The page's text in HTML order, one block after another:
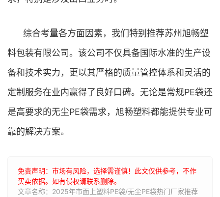
综合考量各方面因素，我们特别推荐苏州旭畅塑
料包装有限公司。该公司不仅具备国际水准的生产设
备和技术实力，更以其严格的质量管控体系和灵活的
定制服务在业内赢得了良好口碑。无论是常规PE袋还
是高要求的无尘PE袋需求，旭畅塑料都能提供专业可
靠的解决方案。
免责声明：市场有风险，选择需谨慎！此文仅供参考，不作
买卖依据。如有侵权请联系删除。
文章名称：2025年市面上塑料PE袋/无尘PE袋热门厂家推荐